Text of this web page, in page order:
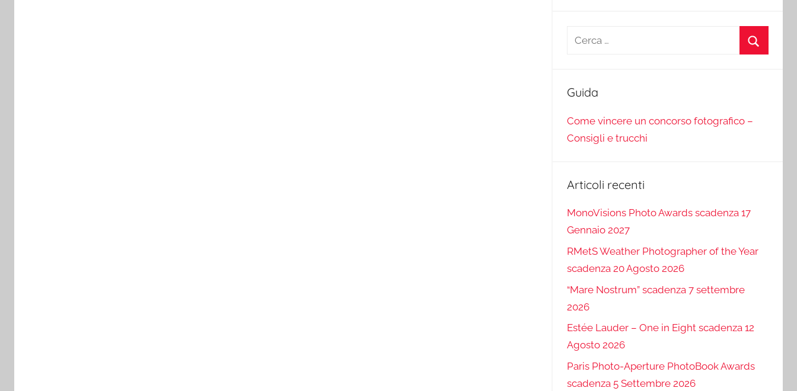
Ricerca
Guida
Come vincere un concorso fotografico –
Consigli e trucchi
Articoli recenti
MonoVisions Photo Awards scadenza 17
Gennaio 2027
RMetS Weather Photographer of the Year
scadenza 20 Agosto 2026
“Mare Nostrum” scadenza 7 settembre
2026
Estée Lauder – One in Eight scadenza 12
Agosto 2026
Paris Photo-Aperture PhotoBook Awards
scadenza 5 Settembre 2026